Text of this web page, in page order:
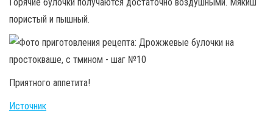
пористый и пышный.
Приятного аппетита!
Источник